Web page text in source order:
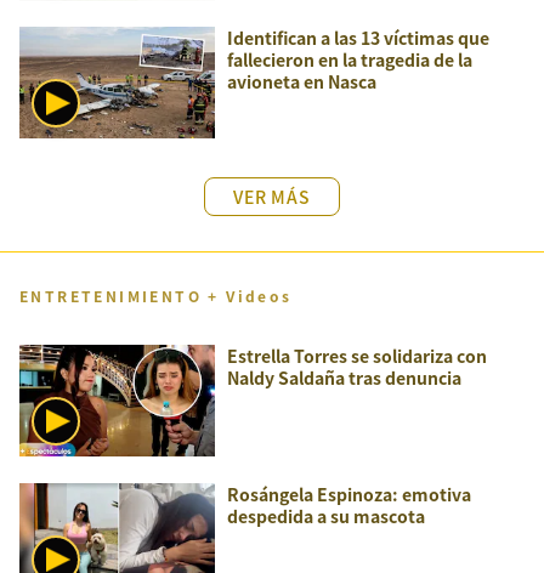
Identifican a las 13 víctimas que
fallecieron en la tragedia de la
avioneta en Nasca
VER MÁS
ENTRETENIMIENTO + Videos
Estrella Torres se solidariza con
Naldy Saldaña tras denuncia
Rosángela Espinoza: emotiva
despedida a su mascota